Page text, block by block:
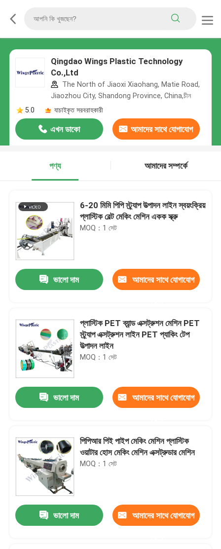
Qingdao Wings Plastic Technology
Co.,Ltd
The North of Jiaoxi Xiaohang, Matie Road,
Jiaozhou City, Shandong Province, China,চীন
5.0
যাচাইকৃত সরবরাহকারী
এখন ডাকো আমাদের সাথে যোগাযোগ
পণ্য
আমাদের সম্পর্কে
6-20 মিমি পিপি স্ট্র্যাপ উত্পাদন লাইন স্বয়ংক্রিয়
প্লাস্টিক বেল্ট মেকিং মেশিন একক স্ক্রু
MOQ：1 সেট
ভালো দাম আমাদের সাথে যোগাযোগ
প্লাস্টিক PET ব্যান্ড এক্সট্রুশন মেশিন PET
স্ট্র্যাপ এক্সট্রুশন লাইন PET প্যাকিং টেপ
উত্পাদন লাইন
MOQ：1 সেট
ভালো দাম আমাদের সাথে যোগাযোগ
পিপিআর পিই পাইপ মেকিং মেশিন প্লাস্টিক
ওয়াটার হোস মেকিং মেশিন এক্সট্রুডার মেশিন
MOQ：1 সেট
ভালো দাম আমাদের সাথে যোগাযোগ